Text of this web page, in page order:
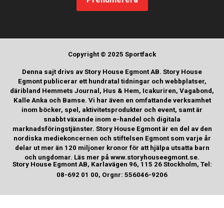
Copyright © 2025 Sportfack
Denna sajt drivs av Story House Egmont AB. Story House
Egmont publicerar ett hundratal tidningar och webbplatser,
däribland Hemmets Journal, Hus & Hem, Icakuriren, Vagabond,
Kalle Anka och Bamse. Vi har även en omfattande verksamhet
inom böcker, spel, aktivitetsprodukter och event, samt är
snabbt växande inom e-handel och digitala
marknadsföringstjänster. Story House Egmont är en del av den
nordiska mediekoncernen och stiftelsen Egmont som varje år
delar ut mer än 120 miljoner kronor för att hjälpa utsatta barn
och ungdomar. Läs mer på www.storyhouseegmont.se.
Story House Egmont AB, Karlavägen 96, 115 26 Stockholm, Tel:
08-692 01 00, Orgnr: 556046-9206